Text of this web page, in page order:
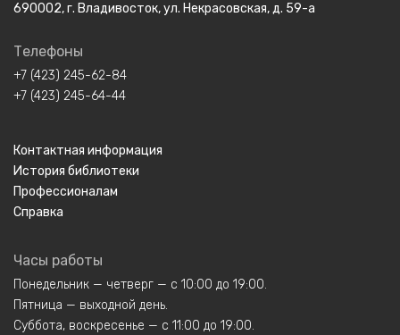
690002, г. Владивосток, ул. Некрасовская, д. 59-а
Телефоны
+7 (423) 245-62-84
+7 (423) 245-64-44
Контактная информация
История библиотеки
Профессионалам
Справка
Часы работы
Понедельник — четверг — с 10:00 до 19:00.
Пятница — выходной день.
Суббота, воскресенье — с 11:00 до 19:00.